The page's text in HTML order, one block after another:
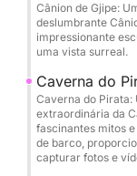
Um dos
entrada nas
lendária Gruta
essas câmaras
grandiosidade,
água. É uma
litoral em algo
Cânion de Gjipe:
deslumbrante
impressionante
uma vista surreal.
Caverna do
Caverna do Pirata:
extraordinária da
fascinantes mitos
de barco,
capturar fotos e